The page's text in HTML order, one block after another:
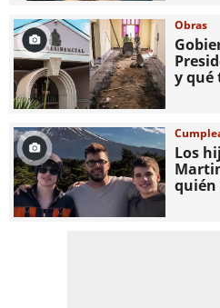
Obras
y qué
Los
quién